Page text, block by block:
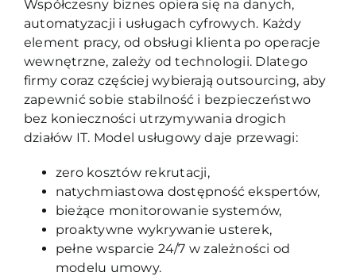
Współczesny biznes opiera się na danych,
automatyzacji i usługach cyfrowych. Każdy
element pracy, od obsługi klienta po operacje
wewnętrzne, zależy od technologii. Dlatego
firmy coraz częściej wybierają outsourcing, aby
zapewnić sobie stabilność i bezpieczeństwo
bez konieczności utrzymywania drogich
działów IT. Model usługowy daje przewagi:
zero kosztów rekrutacji,
natychmiastowa dostępność ekspertów,
bieżące monitorowanie systemów,
proaktywne wykrywanie usterek,
pełne wsparcie 24/7 w zależności od
modelu umowy.